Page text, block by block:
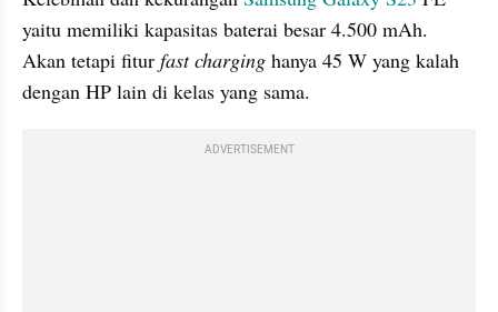
yaitu memiliki kapasitas baterai besar 4.500 mAh.
Akan tetapi fitur fast charging hanya 45 W yang kalah
dengan HP lain di kelas yang sama.
ADVERTISEMENT